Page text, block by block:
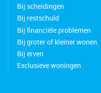
Bij scheidingen
Bij restschuld
Bij financiële problemen
Bij groter of kleiner wonen
Bij erven
Exclusieve woningen